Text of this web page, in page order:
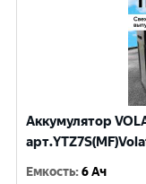
Аккумулятор
Емкость:6 Ач